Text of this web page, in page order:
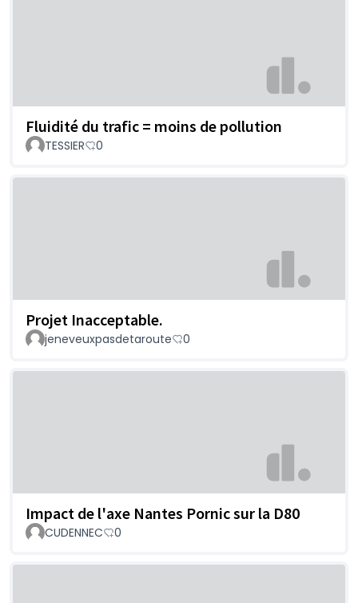
Fluidité du trafic = moins de pollution
TESSIER 0
Projet Inacceptable.
jeneveuxpasdetaroute 0
Impact de l'axe Nantes Pornic sur la D80
CUDENNEC 0